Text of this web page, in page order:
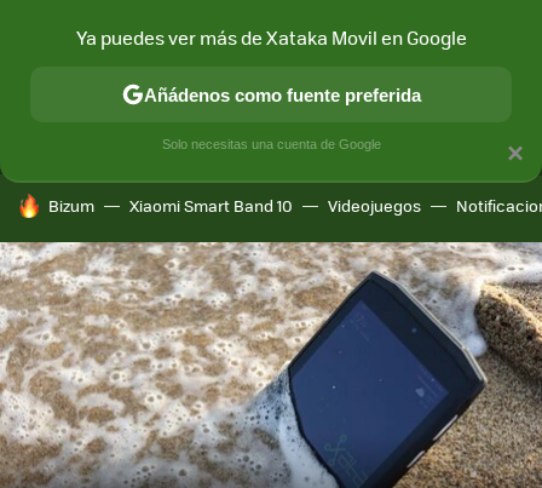
MÓVIL Y SOCIEDAD APLICACIONES
HOY SE HABLA DE
Bizum Xiaomi Smart Band 10 Videojuegos
×
Ya puedes ver más de Xataka Movil en Google
Añádenos como fuente preferida
Solo necesitas una cuenta de Google